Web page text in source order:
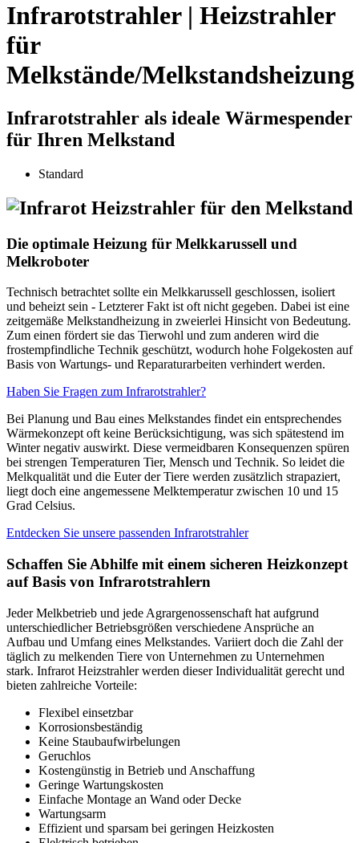
Infrarotstrahler | Heizstrahler
für
Melkstände/Melkstandsheizung
Infrarotstrahler als ideale Wärmespender
für Ihren Melkstand
Standard
Die optimale Heizung für Melkkarussell und
Melkroboter
Technisch betrachtet sollte ein Melkkarussell geschlossen, isoliert
und beheizt sein - Letzterer Fakt ist oft nicht gegeben. Dabei ist eine
zeitgemäße Melkstandheizung in zweierlei Hinsicht von Bedeutung.
Zum einen fördert sie das Tierwohl und zum anderen wird die
frostempfindliche Technik geschützt, wodurch hohe Folgekosten auf
Basis von Wartungs- und Reparaturarbeiten verhindert werden.
Haben Sie Fragen zum Infrarotstrahler?
Bei Planung und Bau eines Melkstandes findet ein entsprechendes
Wärmekonzept oft keine Berücksichtigung, was sich spätestend im
Winter negativ auswirkt. Diese vermeidbaren Konsequenzen spüren
bei strengen Temperaturen Tier, Mensch und Technik. So leidet die
Melkqualität und die Euter der Tiere werden zusätzlich strapaziert,
liegt doch eine angemessene Melktemperatur zwischen 10 und 15
Grad Celsius.
Entdecken Sie unsere passenden Infrarotstrahler
Schaffen Sie Abhilfe mit einem sicheren Heizkonzept
auf Basis von Infrarotstrahlern
Jeder Melkbetrieb und jede Agrargenossenschaft hat aufgrund
unterschiedlicher Betriebsgrößen verschiedene Ansprüche an
Aufbau und Umfang eines Melkstandes. Variiert doch die Zahl der
täglich zu melkenden Tiere von Unternehmen zu Unternehmen
stark. Infrarot Heizstrahler werden dieser Individualität gerecht und
bieten zahlreiche Vorteile:
Flexibel einsetzbar
Korrosionsbeständig
Keine Staubaufwirbelungen
Geruchlos
Kostengünstig in Betrieb und Anschaffung
Geringe Wartungskosten
Einfache Montage an Wand oder Decke
Wartungsarm
Effizient und sparsam bei geringen Heizkosten